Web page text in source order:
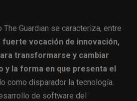
Guardian se caracteriza, entre
fuerte vocación de innovación,
transformarse y cambiar
y la forma en que presenta el
como disparador la tecnología.
de software del